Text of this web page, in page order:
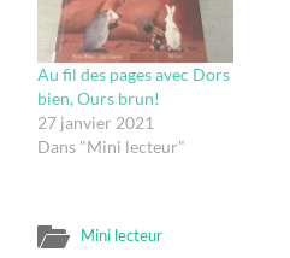
Au fil des pages avec Dors
bien, Ours brun!
27 janvier 2021
Dans "Mini lecteur"
Mini lecteur